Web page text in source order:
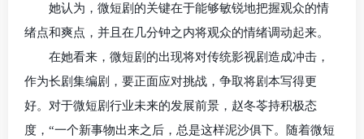
她认为，微短剧的关键在于能够敏锐地把握观众的情
绪点和爽点，并且在几分钟之内将观众的情绪调动起来。
在她看来，微短剧的出现将对传统影视剧造成冲击，
作为长剧集编剧，要正面应对挑战，争取将剧本写得更
好。对于微短剧行业未来的发展前景，赵冬苓持积极态
度，“一个新事物出来之后，总是这样泥沙俱下。随着微短